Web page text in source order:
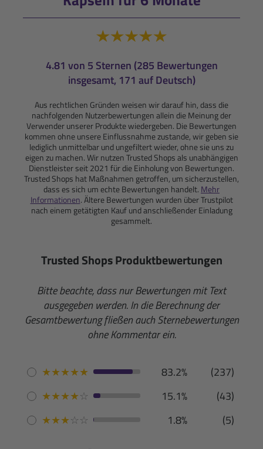
4.81 von 5 Sternen (285 Bewertungen
insgesamt, 171 auf Deutsch)
Aus rechtlichen Gründen weisen wir darauf hin, dass die
nachfolgenden Nutzerbewertungen allein die Meinung der
Verwender unserer Produkte wiedergeben. Die Bewertungen
kommen ohne unsere Einflussnahme zustande, wir geben sie
lediglich unmittelbar und ungefiltert wieder, ohne sie uns zu
eigen zu machen. Wir nutzen Trusted Shops als unabhängigen
Dienstleister seit 2021 für die Einholung von Bewertungen.
Trusted Shops hat Maßnahmen getroffen, um sicherzustellen,
dass es sich um echte Bewertungen handelt. Mehr
Informationen. Ältere Bewertungen wurden über Trustpilot
nach einem getätigten Kauf und anschließender Einladung
gesammelt.
Trusted Shops Produktbewertungen
Bitte beachte, dass nur Bewertungen mit Text
ausgegeben werden. In die Berechnung der
Gesamtbewertung fließen auch Sternebewertungen
ohne Kommentar ein.
★★★★★ 83.2%
(237)
★★★★☆ 15.1%
(43)
★★★☆☆ 1.8% (5)